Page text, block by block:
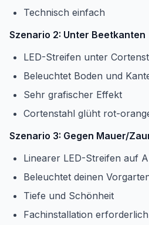
Technisch einfach
Szenario 2: Unter Beetkanten
LED-Streifen unter
Beleuchtet Boden und
Sehr grafischer Effekt
Cortenstahl glüht rot-
Szenario 3: Gegen Mauer/
Linearer LED-Streifen auf
Beleuchtet deinen
Tiefe und Schönheit
Fachinstallation erforderlich